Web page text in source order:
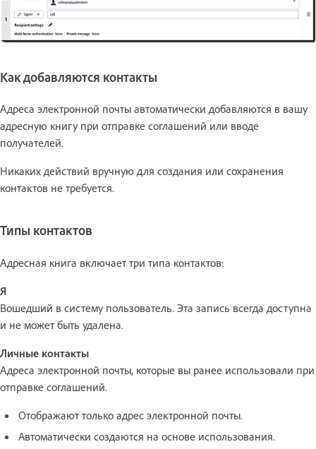
Как добавляются контакты
Адреса электронной почты автоматически добавляются в вашу
адресную книгу при отправке соглашений или вводе
получателей.
Никаких действий вручную для создания или сохранения
контактов не требуется.
Типы контактов
Адресная книга включает три типа контактов:
Я
Вошедший в систему пользователь. Эта запись всегда доступна
и не может быть удалена.
Личные контакты
Адреса электронной почты, которые вы ранее использовали при
отправке соглашений.
Отображают только адрес электронной почты.
Автоматически создаются на основе использования.